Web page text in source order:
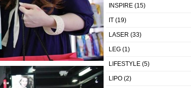
INSPIRE (15)
IT (19)
LASER (33)
LEG (1)
LIFESTYLE (5)
LIPO (2)